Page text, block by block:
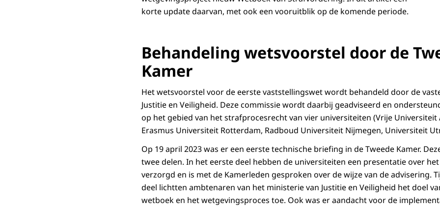
korte update daarvan, met ook een vooruitblik op de komende periode.
Behandeling wetsvoorstel door de
Kamer
Het wetsvoorstel voor de eerste vaststellingswet wordt behandeld door de
Justitie en Veiligheid. Deze commissie wordt daarbij geadviseerd en
op het gebied van het strafprocesrecht van vier universiteiten (Vrije Universiteit
Erasmus Universiteit Rotterdam, Radboud Universiteit Nijmegen, Universiteit
Op 19 april 2023 was er een eerste technische briefing in de Tweede Kamer.
twee delen. In het eerste deel hebben de universiteiten een presentatie over
verzorgd en is met de Kamerleden gesproken over de wijze van de advisering.
deel lichtten ambtenaren van het ministerie van Justitie en Veiligheid het doel
wetboek en het wetgevingsproces toe. Ook was er aandacht voor de